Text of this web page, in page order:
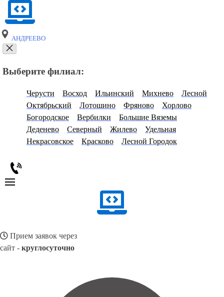
АНДРЕЕВО
Выберите филиал:
Черусти Восход Ильинский Михнево
Лесной
Октябрьский
Лотошино Фряново
Хорлово
Богородское
Вербилки
Большие Вяземы
Деденево
Северный Жилево
Удельная
Некрасовское
Красково Лесной Городок
Прием заявок через
сайт - круглосуточно